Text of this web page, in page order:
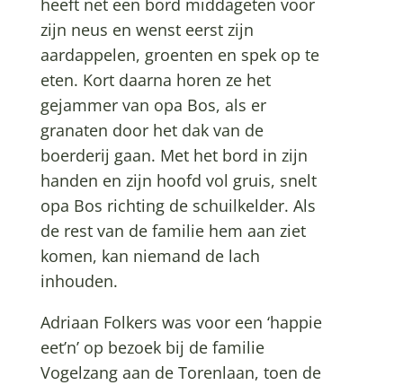
heeft net een bord middageten voor
zijn neus en wenst eerst zijn
aardappelen, groenten en spek op te
eten. Kort daarna horen ze het
gejammer van opa Bos, als er
granaten door het dak van de
boerderij gaan. Met het bord in zijn
handen en zijn hoofd vol gruis, snelt
opa Bos richting de schuilkelder. Als
de rest van de familie hem aan ziet
komen, kan niemand de lach
inhouden.
Adriaan Folkers was voor een ‘happie
eet’n’ op bezoek bij de familie
Vogelzang aan de Torenlaan, toen de